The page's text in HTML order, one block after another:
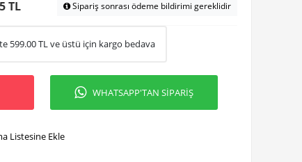
TL Sipariş sonrası ödeme bildirimi gereklidir
599.00TL ve üstü için kargo bedava
WHATSAPP'TAN SİPARİŞ
Listesine Ekle